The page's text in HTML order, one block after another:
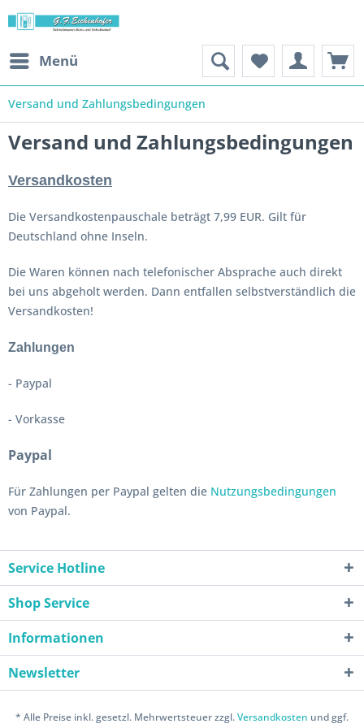
Menü
Versand und Zahlungsbedingungen
Versand und Zahlungsbedingungen
Versandkosten
Die Versandkostenpauschale beträgt 7,99 EUR. Gilt für
Deutschland ohne Inseln.
Die Waren können nach telefonischer Absprache auch direkt
bei uns abgeholt werden. Dann entfallen selbstverständlich die
Versandkosten!
Zahlungen
- Paypal
- Vorkasse
Paypal
Für Zahlungen per Paypal gelten die Nutzungsbedingungen
von Paypal.
Service Hotline
Shop Service
Informationen
Newsletter
* Alle Preise inkl. gesetzl. Mehrwertsteuer zzgl.Versandkosten und ggf.